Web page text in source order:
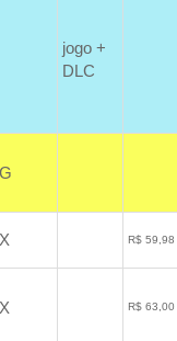
jogo +
DLC
G
X R$
X R$